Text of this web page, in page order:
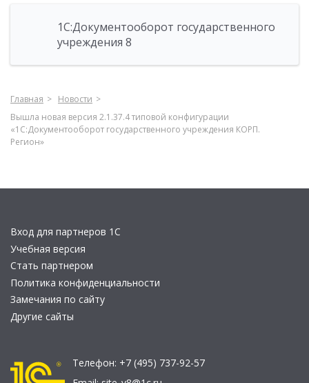
1С:Документооборот государственного
учреждения 8
Главная
Новости
Вышла новая версия 2.1.37.4 типовой конфигурации
«1С:Документооборот государственного учреждения КОРП.
Регион»
Вход для партнеров 1С
Учебная версия
Стать партнером
Политика конфиденциальности
Замечания по сайту
Другие сайты
Телефон: +7 (495) 737-92-57